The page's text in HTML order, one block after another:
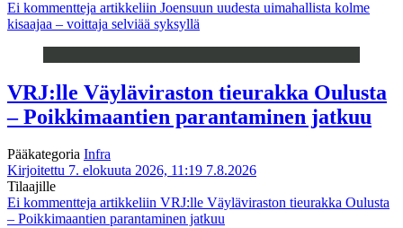
Ei kommentteja artikkeliin Joensuun uudesta uimahallista kolme
kisaajaa – voittaja selviää syksyllä
VRJ:lle Väyläviraston tieurakka Oulusta
– Poikkimaantien parantaminen jatkuu
Pääkategoria Infra
Kirjoitettu 7. elokuuta 2026, 11:19 7.8.2026
Tilaajille
Ei kommentteja artikkeliin VRJ:lle Väyläviraston tieurakka Oulusta
– Poikkimaantien parantaminen jatkuu